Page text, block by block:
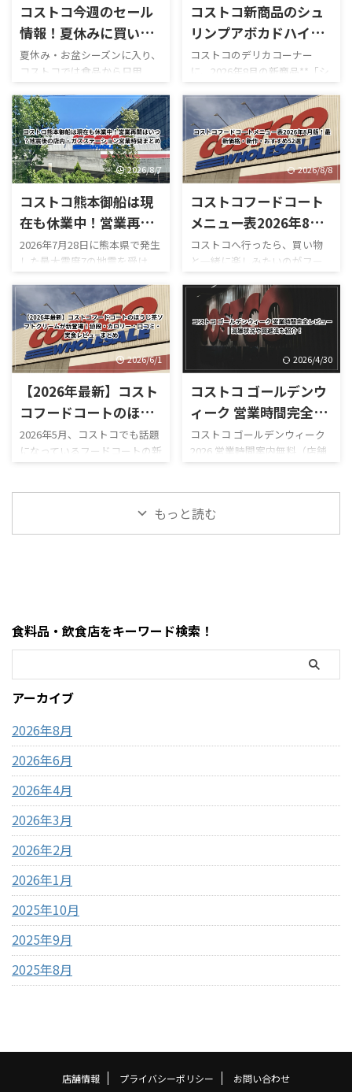
コストコ今週のセール
情報！夏休みに買いた
いお得商品・値下げ品
まとめ【8月最新版】
夏休み・お盆シーズンに入り、
コストコでは食品から日用
品、家電までさまざまな商品
がセール価格になっています。
Yahoo!ニュースでは、コストコ
へ頻繁に通う人などが**「今週
のお得を選抜！嬉しいセール
情報」**として最新の割引商品
を紹介しています。SNSでも
「夏休み中にうれしい割引」
として紹介され、注目を集め
式サイトにも**「HOT
BUYS（お買得商品）」**とい
うセールページが用意されて
おり、現在値下げされている食
品・日用品・家電などを確認
できます。 「今週コストコで
何が安い ...
コストコ新商品のシュ
リンプアボカドハイロ
ーラー！2026年8月新
作のデリカお惣菜
コストコのデリカコーナー
に、2026年8月の新商品**「シ
ュリンプアボカドハイローラ
ー」**が登場しました。 コス
トコのハイローラーといえ
ば、ベーコン・レタス・トマ
トを使った定番の「ハイロー
ラー（B.L.T）」を思い浮かべ
る人が多いですが、今回の新
作はかなり豪華。 最大の特徴
は、名前の通りプリプリの海
いることです。 実際にカット
された断面を見ると、大きな海
老が何個も入っているものもあ
り、「海老が少し入っているハ
イローラー」というより、しっ
かり海老が主役になっていま
す。 さらに、 ...
2026/8/7
コストコ熊本御船は現
在も休業中！営業再開
はいつ？地震後の店
内・ガスステーション
営業時間まとめ
2026年7月28日に熊本県で発生
した最大震度7の地震を受け、
コストコ熊本御船倉庫店は現
在も臨時休業しています。
「今日コストコ熊本はやって
る？」 「営業再開はいつ？」
「店内はどうなっている？」
「ガソリンだけ入れられ
る？」 「フードコートは使え
る？」 と気になっている人も
多いのではないでしょうか。
点では熊本御船倉庫店の売り
場は営業再開しておらず、再開
ん。 一方で、併設するガスス
テーションは7月29日から営業
2026/8/8
コストコフードコート
メニュー表2026年8月
版！最新価格・新作・
おすすめ52選
コストコへ行ったら、買い物
と一緒に楽しみたいのがフー
ドコートです。 180円のホット
ドッグをはじめ、巨大なピザ
やプルコギベイク、ソフトクリ
ーム、季節限定スムージーな
ど、コストコならではのボリュ
ーム満点メニューが並んでいま
す。 しかも2026年は新作がか
なり豊富。 現在は、 サーモン
ポキロール ボロネーゼポテト
セージカルッツォーネ クロワ
ッサンハム＆チーズ ほうじ茶
メロンスムージー など、以前
にはなかったメニューも登場
2026/6/1
【2026年最新】コスト
コフードコートのほう
じ茶ソフトクリームが
新登場！値段・カロリ
ューまとめ
2026年5月、コストコでも話題
になっているフードコートの新
作スイーツ「ほうじ茶ソフト
和スイーツで、販売開始直後か
らSNSでも話題になっていま
ている方はぜひ参考にしてく
ださい。 写真付きのレビュー
ださい。
https://hubmedia.co.jp/costc
2026/4/30
コストコ ゴールデンウ
ィーク 営業時間完全レ
ビュー｜混雑状況や回
避法も紹介！
コストコ ゴールデンウィーク
2026 営業時間案内無料（店舗
利用時）／デリバリーは別途
のコストコ営業時間と混雑状
況について詳しくはこちら GW
がゴールデンウィークにコス
トコを訪れるのは毎年の楽し
みの一つですが、この時期の
営業時間変更や混雑状況には
もっと読む
食料品・飲食店をキーワード検索！
アーカイブ
2026年8月
2026年6月
2026年4月
2026年3月
2026年2月
2026年1月
2025年10月
2025年9月
2025年8月
店舗情報 プライバシーポリシー お問い合わせ